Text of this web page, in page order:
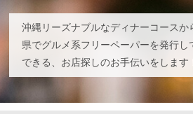
沖縄リーズナブルなディナーコース
県でグルメ系フリーペーパーを発行
できる、お店探しのお手伝いをします